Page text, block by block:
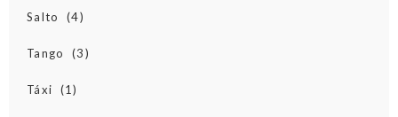
Salto (4)
Tango (3)
Táxi (1)